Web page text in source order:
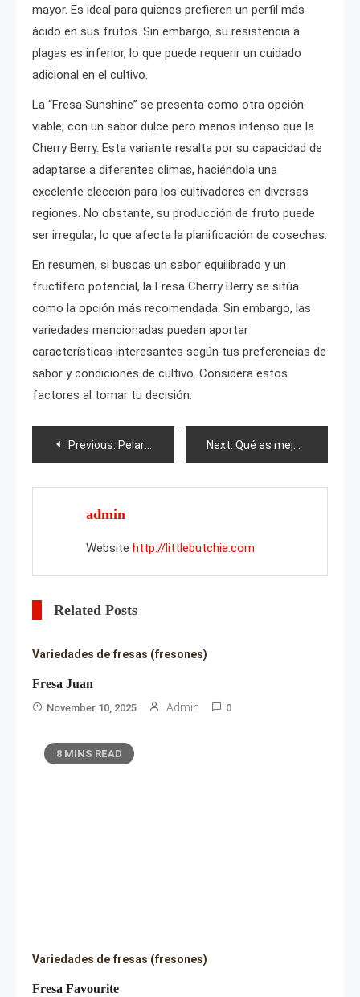
mayor. Es ideal para quienes prefieren un perfil más
ácido en sus frutos. Sin embargo, su resistencia a
plagas es inferior, lo que puede requerir un cuidado
adicional en el cultivo.
La “Fresa Sunshine” se presenta como otra opción
viable, con un sabor dulce pero menos intenso que la
Cherry Berry. Esta variante resalta por su capacidad de
adaptarse a diferentes climas, haciéndola una
excelente elección para los cultivadores en diversas
regiones. No obstante, su producción de fruto puede
ser irregular, lo que afecta la planificación de cosechas.
En resumen, si buscas un sabor equilibrado y un
fructífero potencial, la Fresa Cherry Berry se sitúa
como la opción más recomendada. Sin embargo, las
variedades mencionadas pueden aportar
características interesantes según tus preferencias de
sabor y condiciones de cultivo. Considera estos
factores al tomar tu decisión.
PostPrevious: Pelargonium Novia de Yu-Tsar Next: Qué es mejor plantar junto a las rosas en el parterre?
admin
Website http://littlebutchie.com
Related Posts
Variedades de fresas (fresones)
Fresa Juan
November 10, 2025 Admin 0
8 MINS READ
Variedades de fresas (fresones)
Fresa Favourite